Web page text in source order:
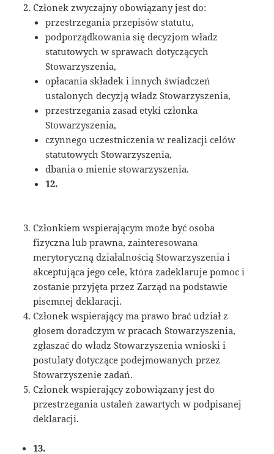
Członek zwyczajny obowiązany jest do:
przestrzegania przepisów statutu,
podporządkowania się decyzjom władz
statutowych w sprawach dotyczących
Stowarzyszenia,
opłacania składek i innych świadczeń
ustalonych decyzją władz Stowarzyszenia,
przestrzegania zasad etyki członka
Stowarzyszenia,
czynnego uczestniczenia w realizacji celów
statutowych Stowarzyszenia,
dbania o mienie stowarzyszenia.
12.
Członkiem wspierającym może być osoba
fizyczna lub prawna, zainteresowana
merytoryczną działalnością Stowarzyszenia i
akceptująca jego cele, która zadeklaruje pomoc i
zostanie przyjęta przez Zarząd na podstawie
pisemnej deklaracji.
Członek wspierający ma prawo brać udział z
głosem doradczym w pracach Stowarzyszenia,
zgłaszać do władz Stowarzyszenia wnioski i
postulaty dotyczące podejmowanych przez
Stowarzyszenie zadań.
Członek wspierający zobowiązany jest do
przestrzegania ustaleń zawartych w podpisanej
deklaracji.
13.